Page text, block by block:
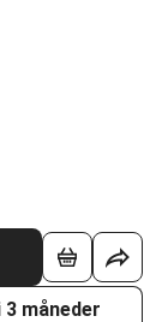
måneder